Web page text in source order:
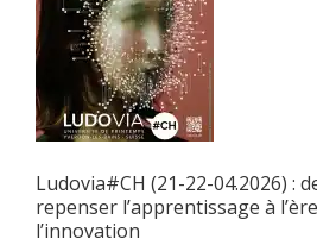
Ludovia#CH (21-22-04.2026) :
repenser l’apprentissage à
l’innovation